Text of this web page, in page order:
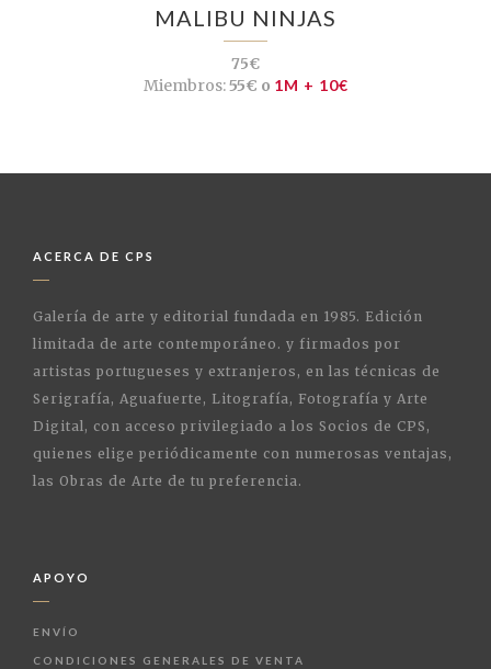
MALIBU NINJAS
75€
Miembros:55€ o 1M + 10€
ACERCA DE CPS
Galería de arte y editorial fundada en 1985. Edición
limitada de arte contemporáneo. y firmados por
artistas portugueses y extranjeros, en las técnicas de
Serigrafía, Aguafuerte, Litografía, Fotografía y Arte
Digital, con acceso privilegiado a los Socios de CPS,
quienes elige periódicamente con numerosas ventajas,
las Obras de Arte de tu preferencia.
APOYO
ENVÍO
CONDICIONES GENERALES DE VENTA